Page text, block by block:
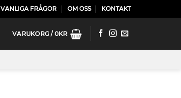
VANLIGA FRÅGOR OM OSS KONTAKT
VARUKORG / 0KR